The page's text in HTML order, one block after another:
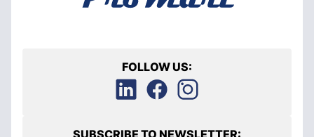
FOLLOW US:
SUBSCRIBE TO NEWSLETTER: